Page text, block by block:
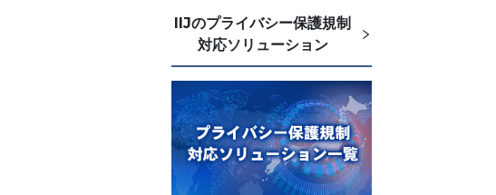
IIJのプライバシー保護規制
対応ソリューション